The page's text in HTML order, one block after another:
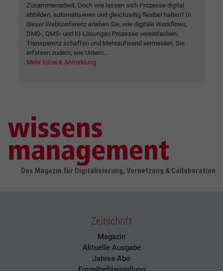
Zusammenarbeit. Doch wie lassen sich Prozesse digital
abbilden, automatisieren und gleichzeitig flexibel halten? In
dieser Webkonferenz erleben Sie, wie digitale Workflows,
DMS-, QMS- und KI-Lösungen Prozesse vereinfachen,
Transparenz schaffen und Mehraufwand vermeiden. Sie
erfahren zudem, wie Untern...
Mehr Infos & Anmeldung
Das Magazin für Digitalisierung, Vernetzung & Collaboration
Zeitschrift
Magazin
Aktuelle Ausgabe
Jahres-Abo